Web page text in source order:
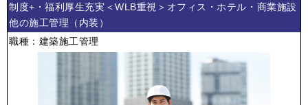
制度+・福利厚生充実＜WLB重視＞オフィス・ホテル・商業施設
他の施工管理（内装）
職種：建築施工管理